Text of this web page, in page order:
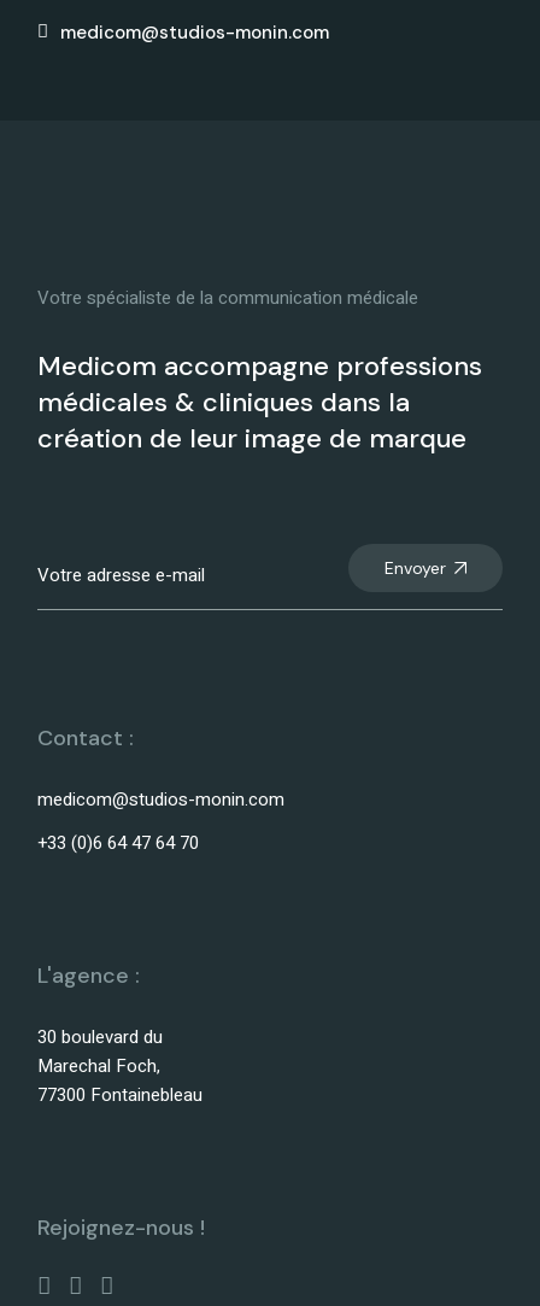
medicom@studios-monin.com
Votre spécialiste de la communication médicale
Medicom accompagne professions
médicales & cliniques dans la
création de leur image de marque
Envoyer
Contact :
medicom@studios-monin.com
+33 (0)6 64 47 64 70
L'agence :
30 boulevard du
Marechal Foch,
77300 Fontainebleau
Rejoignez-nous !